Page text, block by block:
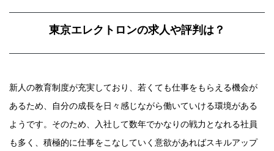
東京エレクトロンの求人や評判は？
新人の教育制度が充実しており、若くても仕事をもらえる機会が
あるため、自分の成長を日々感じながら働いていける環境がある
ようです。そのため、入社して数年でかなりの戦力となれる社員
も多く、積極的に仕事をこなしていく意欲があればスキルアップ